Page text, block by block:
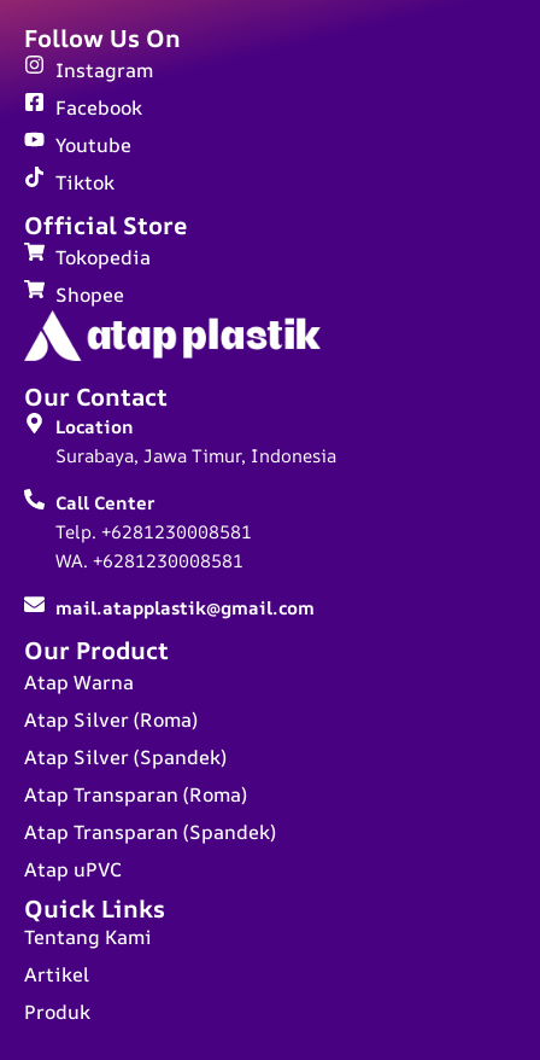
Quick Links
Tentang Kami
Artikel
Produk
Our Product
Atap Warna
Atap Silver (Roma)
Atap Silver (Spandek)
Atap Transparan (Roma)
Atap Transparan (Spandek)
Atap uPVC
Our Contact
Location
Surabaya, Jawa Timur, Indonesia
Call Center
Telp. +6281230008581
WA. +6281230008581
mail.atapplastik@gmail.com
Official Store
Tokopedia
Shopee
Follow Us On
Instagram
Facebook
Youtube
Tiktok